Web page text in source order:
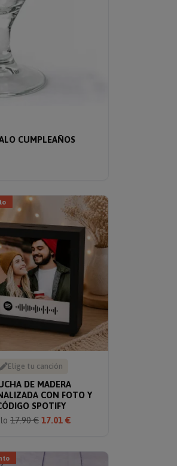
CUMPLEAÑOS
Elige tu canción
DE MADERA
CON FOTO Y
SPOTIFY
17.90 € 17.01 €